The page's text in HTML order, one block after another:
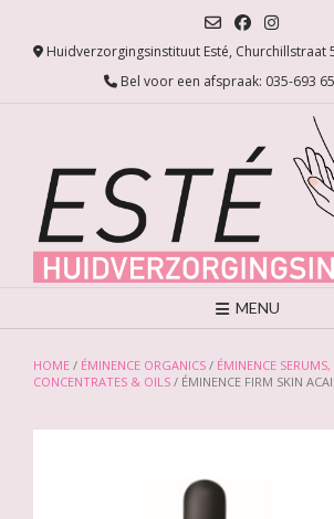
Huidverzorgingsinstituut Esté, Churchillstraat
Bel voor een afspraak: 035-693
MENU
HOME / ÉMINENCE ORGANICS / ÉMINENCE
CONCENTRATES & OILS / ÉMINENCE FIRM SKIN